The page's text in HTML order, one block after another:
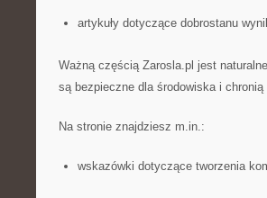
artykuły dotyczące dobrostanu
Ważną częścią Zarosla.pl jest
są bezpieczne dla środowiska i chronią
Na stronie znajdziesz m.in.:
wskazówki dotyczące tworzenia